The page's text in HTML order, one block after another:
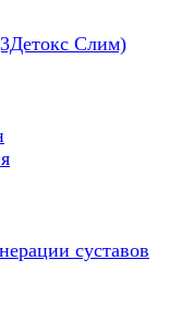
Слим)
суставов